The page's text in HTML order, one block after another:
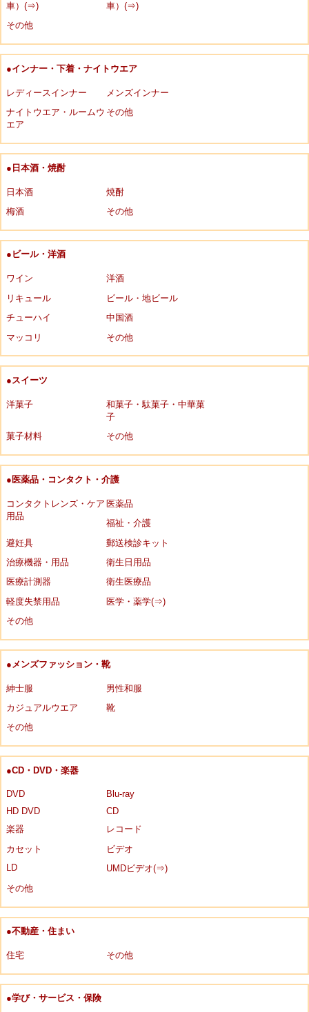
車）(⇒)
車）(⇒)
その他
●インナー・下着・ナイトウエア
レディースインナー
メンズインナー
ナイトウエア・ルームウ
エア
その他
●日本酒・焼酎
日本酒
焼酎
梅酒
その他
●ビール・洋酒
ワイン
洋酒
リキュール
ビール・地ビール
チューハイ
中国酒
マッコリ
その他
●スイーツ
洋菓子
和菓子・駄菓子・中華菓
子
菓子材料
その他
●医薬品・コンタクト・介護
コンタクトレンズ・ケア
用品
医薬品
福祉・介護
避妊具
郵送検診キット
治療機器・用品
衛生日用品
医療計測器
衛生医療品
軽度失禁用品
医学・薬学(⇒)
その他
●メンズファッション・靴
紳士服
男性和服
カジュアルウエア
靴
その他
●CD・DVD・楽器
DVD
Blu-ray
HD DVD
CD
楽器
レコード
カセット
ビデオ
LD
UMDビデオ(⇒)
その他
●不動産・住まい
住宅 その他
●学び・サービス・保険